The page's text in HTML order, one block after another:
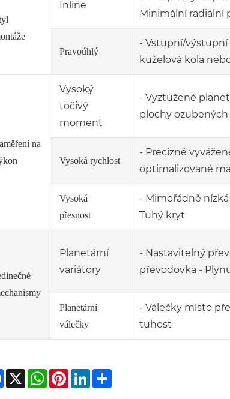
Inline
Minimální radiální
Pravoúhlý
- Vstupní/výstupní
kuželová kola
na
Vysoký
točivý
moment
- Vyztužené
plochy ozubených
Vysoká rychlost
- Precizně
optimalizované
Vysoká
přesnost
- Mimořádně
Tuhý kryt
Planetární
variátory
- Nastavitelný
převodovka -
Planetární
válečky
- Válečky místo
tuhost
Facebook
X WhatsApp
PinterestLinkedIn